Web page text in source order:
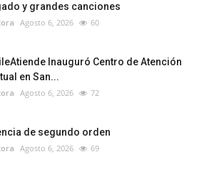
y grandes canciones
Agosto 6, 2026 60
Inauguró Centro de Atención
en San...
Agosto 6, 2026 72
de segundo orden
Agosto 6, 2026 69